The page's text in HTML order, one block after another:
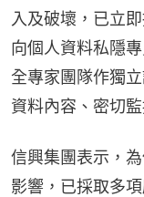
入及破壞，已立
向個人資料私隱
全專家團隊作獨
資料內容、密切
信興集團表示，
影響，已採取多